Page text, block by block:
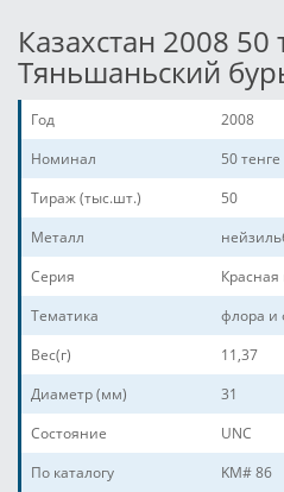
Казахстан 2008 50
Тяньшаньский
Год
2008
Номинал
50 тенге
Тираж (тыс.шт.)
50
Металл
Серия
Красная
Тематика
флора и
Вес(г)
11,37
Диаметр (мм)
31
Состояние
UNC
По каталогу
KM# 86